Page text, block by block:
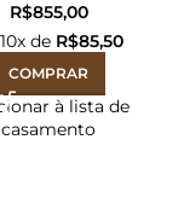
R$
10x de R$85,50
COMPRAR
à lista de
casamento